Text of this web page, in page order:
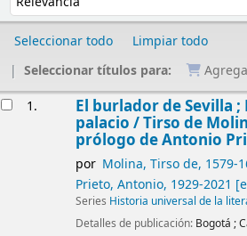
Seleccionar todo
Limpiar todo
Seleccionar títulos para:
1. El burlador de Sevilla ;
palacio /Tirso de
prólogo de Antonio
por Molina, Tirso de, 1579-
Prieto, Antonio, 1929-2021
Series Historia universal de la
Detalles de publicación: Bogotá ;